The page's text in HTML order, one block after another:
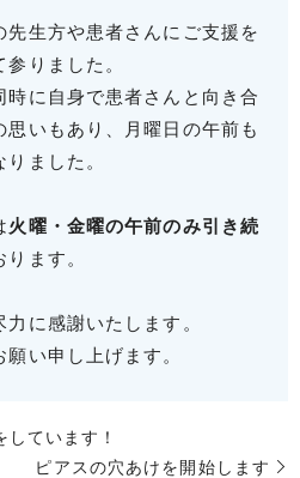
先生方や患者さんにご支援を
りました。
に自身で患者さんと向き合
いもあり、月曜日の午前も
ました。
火曜・金曜の午前のみ引き続
ます。
に感謝いたします。
い申し上げます。
ています！
ピアスの穴あけを開始します